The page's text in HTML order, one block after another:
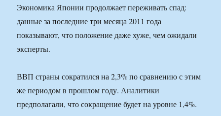
Экономика Японии продолжает переживать спад:
данные за последние три месяца 2011 года
показывают, что положение даже хуже, чем ожидали
эксперты.
ВВП страны сократился на 2,3% по сравнению с этим
же периодом в прошлом году. Аналитики
предполагали, что сокращение будет на уровне 1,4%.